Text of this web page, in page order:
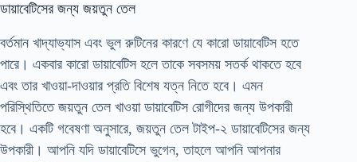
ডায়াবেটিসের জন্য জয়তুন তেল
বর্তমান খাদ্যাভ্যাস এবং ভুল রুটিনের কারণে যে কারো ডায়াবেটিস হতে
পারে। একবার কারো ডায়াবেটিস হলে তাকে সবসময় সতর্ক থাকতে হবে
এবং তার খাওয়া-দাওয়ার প্রতি বিশেষ যত্ন নিতে হবে। এমন
পরিস্থিতিতে জয়তুন তেল খাওয়া ডায়াবেটিস রোগীদের জন্য উপকারী
হবে। একটি গবেষণা অনুসারে, জয়তুন তেল টাইপ-২ ডায়াবেটিসের জন্য
উপকারী। আপনি যদি ডায়াবেটিসে ভুগেন, তাহলে আপনি আপনার